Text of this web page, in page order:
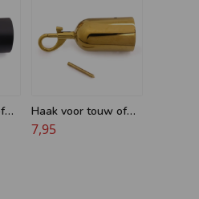
Haak voor touw of
koord - 40 mm -
7,95